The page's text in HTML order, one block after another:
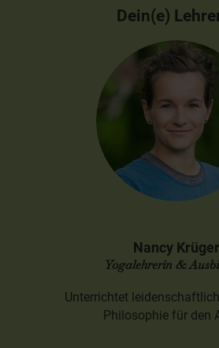
Dein(e)
Nancy Krüger
Yogalehrerin &
Unterrichtet
Philosophie für den